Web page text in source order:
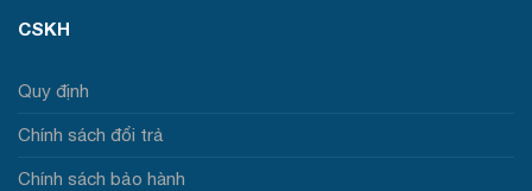
CSKH
Quy định
Chính sách đổi trả
Chính sách bảo hành